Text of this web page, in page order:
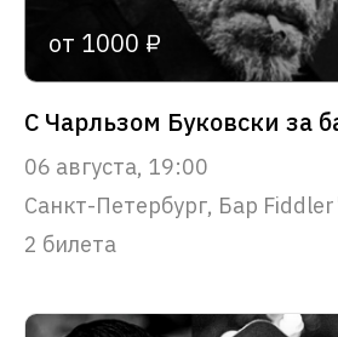
от 1000 ₽
06 августа, 19:00
Санкт-Петербург, Бар
2 билета